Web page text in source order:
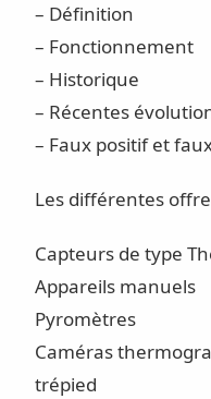
– Définition
– Fonctionnement
– Historique
– Récentes
– Faux positif et
Les différentes
Capteurs de type
Appareils manuels
Pyromètres
Caméras
trépied